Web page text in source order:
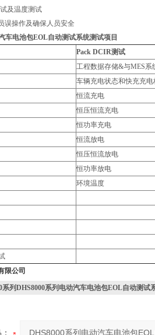
及温度测试
误操作及确保人员安全
车电池包EOL自动测试系统测试项目
Pack DCIR测试
试
工程数据存储&与MES系
读取
车辆充电状态和快充充
恒流充电
恒压恒流充电
恒功率充电
恒流放电
恒压恒流放电
恒功率放电
环境温度
限公司
系列DHS8000系列电动汽车电池包EOL自动测试